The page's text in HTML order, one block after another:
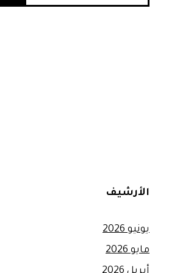
الأرشيف
يونيو 2026
مايو 2026